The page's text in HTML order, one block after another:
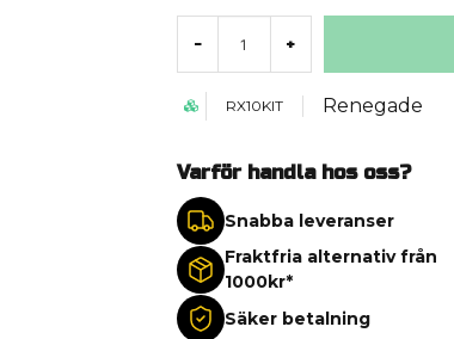
- +
RX10KIT Renegade
Varför handla hos oss?
Snabba leveranser
Fraktfria alternativ från
1000kr*
Säker betalning